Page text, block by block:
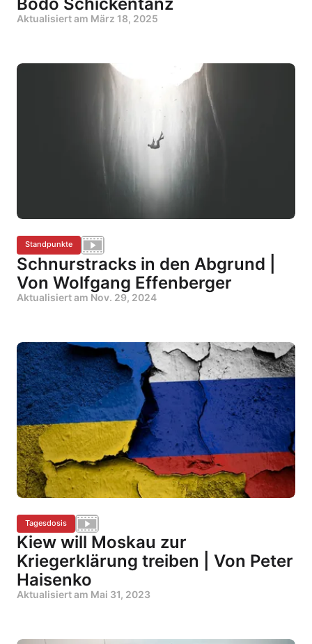
Aktualisiert am März 18, 2025
Standpunkte
Schnurstracks in den Abgrund |
Von Wolfgang Effenberger
Aktualisiert am Nov. 29, 2024
Tagesdosis
Kiew will Moskau zur
Kriegerklärung treiben | Von Peter
Haisenko
Aktualisiert am Mai 31, 2023